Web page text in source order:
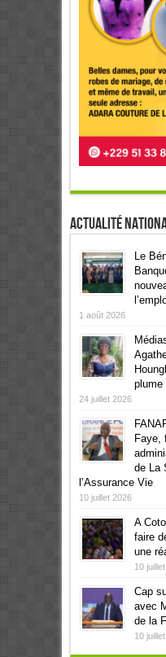
Actualité
Le
1 août 2026
plume
24 juillet 2026
Faye,
de La
l’Assurance Vie
10 juillet 2026
A
faire
une
10
Cap
avec
de la
10